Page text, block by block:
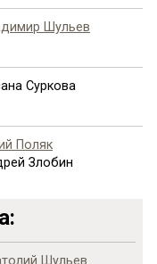
Шульев
Суркова
Поляк
Злобин
Шульев